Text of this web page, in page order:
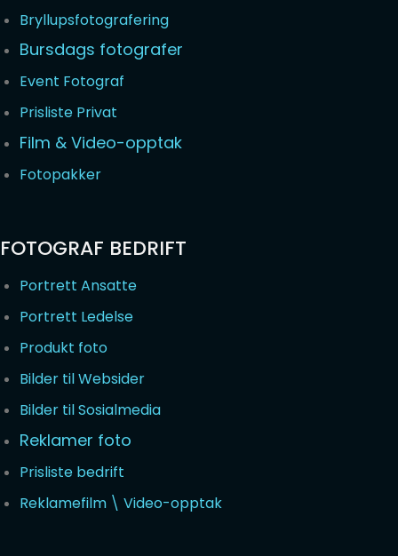
Bryllupsfotografering
Bursdags fotografer
Event Fotograf
Prisliste Privat
Film & Video-opptak
Fotopakker
FOTOGRAF BEDRIFT
Portrett Ansatte
Portrett Ledelse
Produkt foto
Bilder til Websider
Bilder til Sosialmedia
Reklamer foto
Prisliste bedrift
Reklamefilm \ Video-opptak